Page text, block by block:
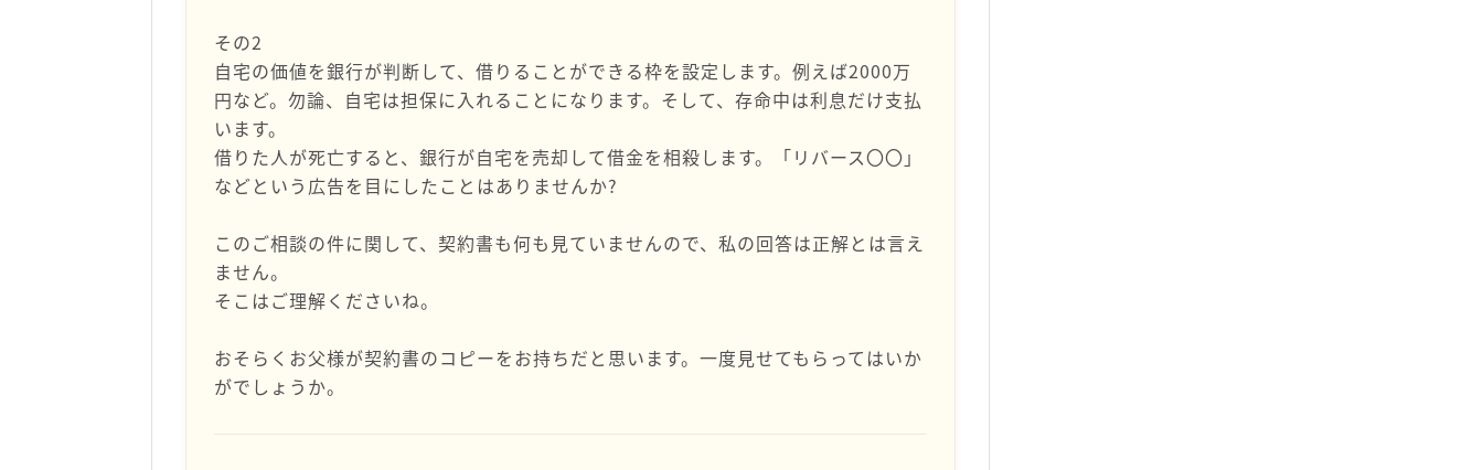
その2
自宅の価値を銀行が判断して、借りることができる枠を設定します。例えば2000万
円など。勿論、自宅は担保に入れることになります。そして、存命中は利息だけ支払
います。
借りた人が死亡すると、銀行が自宅を売却して借金を相殺します。「リバース〇〇」
などという広告を目にしたことはありませんか?
このご相談の件に関して、契約書も何も見ていませんので、私の回答は正解とは言え
ません。
そこはご理解くださいね。
おそらくお父様が契約書のコピーをお持ちだと思います。一度見せてもらってはいか
がでしょうか。